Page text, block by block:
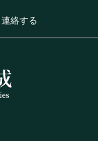
絡する